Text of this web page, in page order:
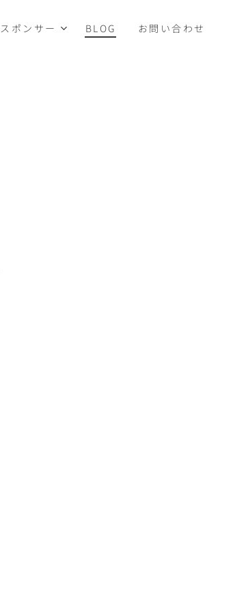
スポンサー BLOG お問い合わせ